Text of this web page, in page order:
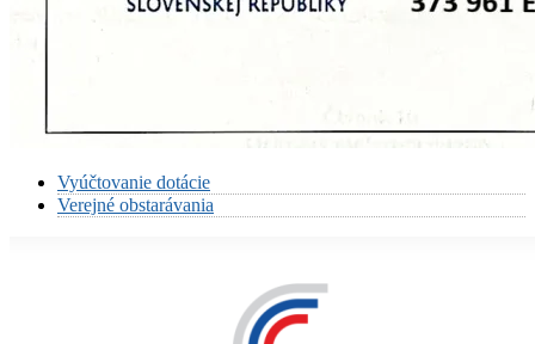
Vyúčtovanie dotácie
Verejné obstarávania